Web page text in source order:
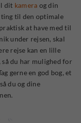
dit kamera og din
til den optimale
at have med til
under rejsen, skal
rejse kan en lille
du har mulighed for
gerne en god bog, et
du og dine